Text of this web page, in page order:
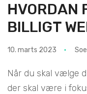
HVORDAN
BILLIGT
10. marts 2023
Når du skal vælge
der skal være i